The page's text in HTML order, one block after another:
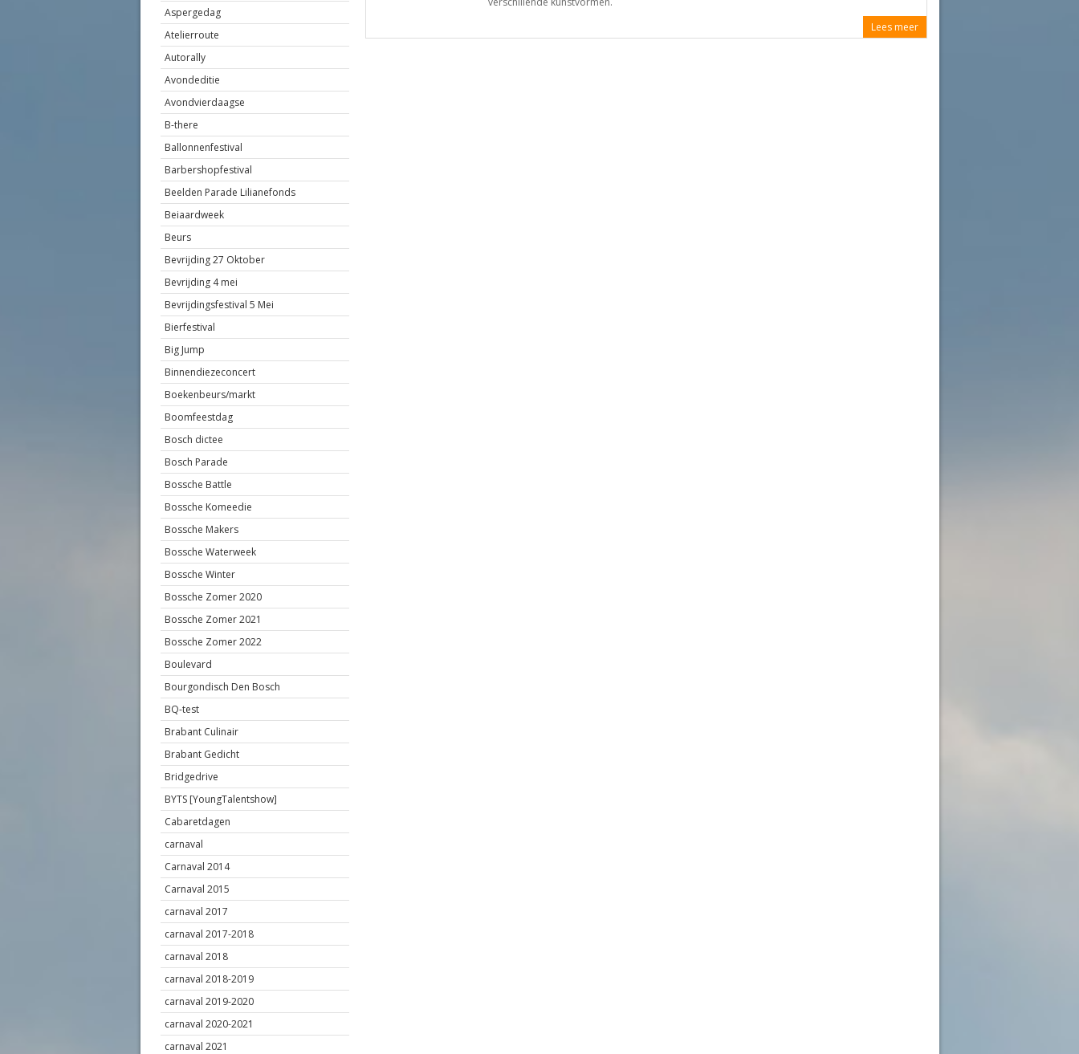
Aspergedag
Atelierroute
Autorally
Avondeditie
Avondvierdaagse
B-there
Ballonnenfestival
Barbershopfestival
Beelden Parade Lilianefonds
Beiaardweek
Beurs
Bevrijding 27 Oktober
Bevrijding 4 mei
Bevrijdingsfestival 5 Mei
Bierfestival
Big Jump
Binnendiezeconcert
Boekenbeurs/markt
Boomfeestdag
Bosch dictee
Bosch Parade
Bossche Battle
Bossche Komeedie
Bossche Makers
Bossche Waterweek
Bossche Winter
Bossche Zomer 2020
Bossche Zomer 2021
Bossche Zomer 2022
Boulevard
Bourgondisch Den Bosch
BQ-test
Brabant Culinair
Brabant Gedicht
Bridgedrive
BYTS [YoungTalentshow]
Cabaretdagen
carnaval
Carnaval 2014
Carnaval 2015
carnaval 2017
carnaval 2017-2018
carnaval 2018
carnaval 2018-2019
carnaval 2019-2020
carnaval 2020-2021
carnaval 2021
Lees meer